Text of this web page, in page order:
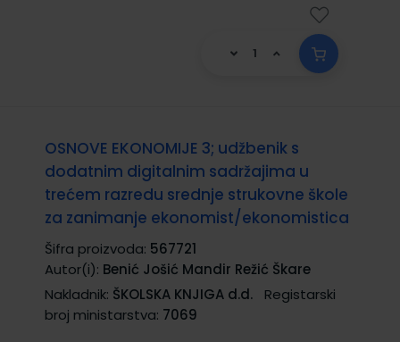
OSNOVE EKONOMIJE 3; udžbenik s
dodatnim digitalnim sadržajima u
trećem razredu srednje strukovne škole
za zanimanje ekonomist/ekonomistica
Šifra proizvoda: 567721
Autor(i): Benić Jošić Mandir Režić Škare
Nakladnik: ŠKOLSKA KNJIGA d.d.
Registarski
broj ministarstva: 7069